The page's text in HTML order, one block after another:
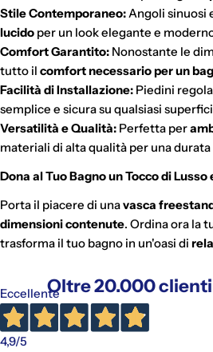
Gli addebiti avverranno
pagamento scelto, senza alcun costo
Stile Contemporaneo:Angoli sinuosi
lucido per un look elegante e
Comfort Garantito: Nonostante le
tutto il comfort necessario per un
Facilità di Installazione: Piedini
semplice e sicura su qualsiasi
Versatilità e Qualità: Perfetta per
materiali di alta qualità per una
Dona al Tuo Bagno un Tocco di
Porta il piacere di unavasca
dimensioni contenute. Ordina ora la
trasforma il tuo bagno in un'oasi di
Oltre 20.000
Eccellente
4,9/5